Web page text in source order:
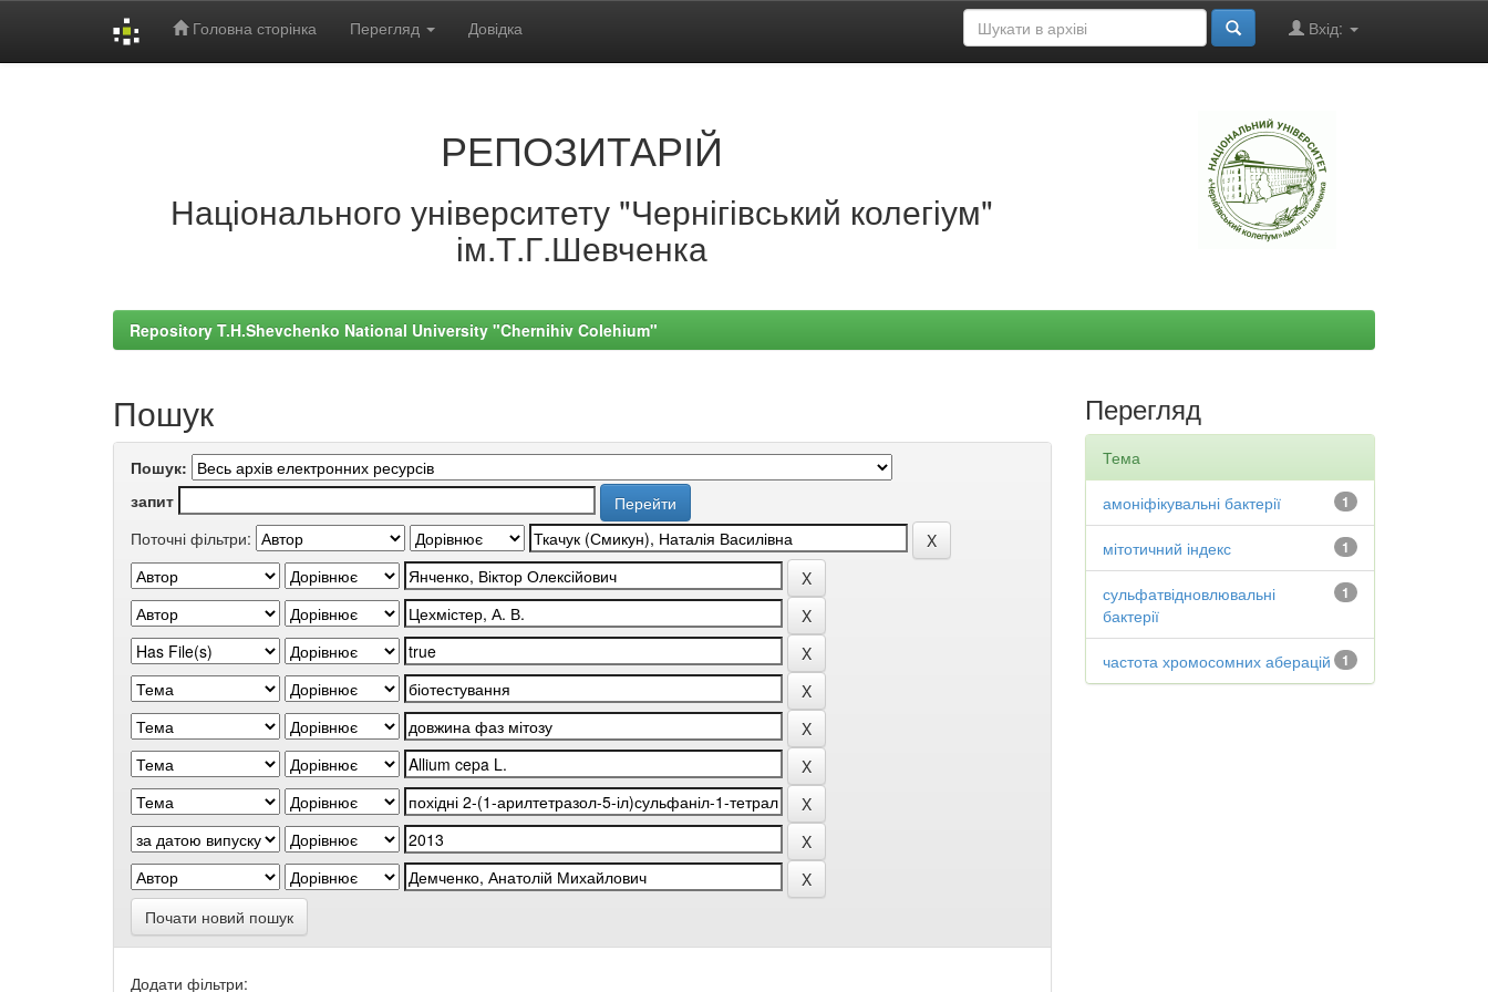
Головна сторінка Перегляд Довідка Вхід:
РЕПОЗИТАРІЙ
Національного університету "Чернігівський колегіум"
ім.Т.Г.Шевченка
Repository T.H.Shevchenko National University "Chernihiv Colehium"
Пошук
Пошук:
запит
Поточні фільтри:
Почати новий пошук
Додати фільтри:
Перегляд
Тема
1
амоніфікувальні бактерії
1
мітотичний індекс
1
сульфатвідновлювальні
бактерії
1
частота хромосомних аберацій